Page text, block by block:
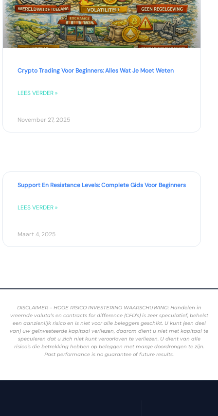
Crypto Trading Voor Beginners: Alles Wat Je Moet Weten
LEES VERDER »
November 27, 2025
Support En Resistance Levels: Complete Gids Voor Beginners
LEES VERDER »
Maart 4, 2025
DISCLAIMER – HOGE RISICO INVESTERING WAARSCHUWING: Handelen in
vreemde valuta’s en contracts for difference (CFD’s) is zeer speculatief, behelst
een aanzienlijk risico en is niet voor alle beleggers geschikt. U kunt (een deel
van) uw geïnvesteerde kapitaal verliezen, daarom dient u niet met kapitaal te
speculeren dat u zich niet kunt veroorloven te verliezen. U dient van alle
risico’s die betrekking hebben op beleggen met marge doordrongen te zijn.
Past performance is no guarantee of future results.